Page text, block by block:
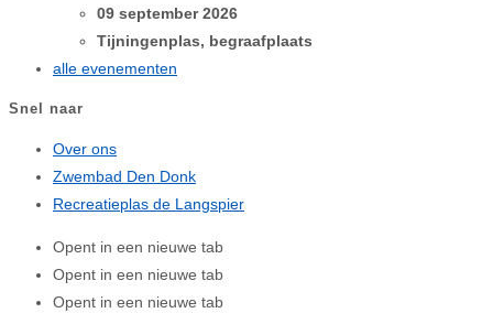
09 september 2026
Tijningenplas, begraafplaats
alle evenementen
Snel naar
Over ons
Zwembad Den Donk
Recreatieplas de Langspier
Opent in een nieuwe tab
Opent in een nieuwe tab
Opent in een nieuwe tab